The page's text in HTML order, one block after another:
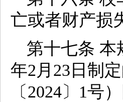
亡或者财产损
第十七条 本
年2月23日制
〔2024〕1号